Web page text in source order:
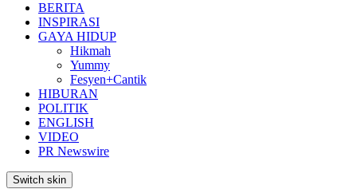
BERITA
INSPIRASI
GAYA HIDUP
Hikmah
Yummy
Fesyen+Cantik
HIBURAN
POLITIK
ENGLISH
VIDEO
PR Newswire
Switch skin